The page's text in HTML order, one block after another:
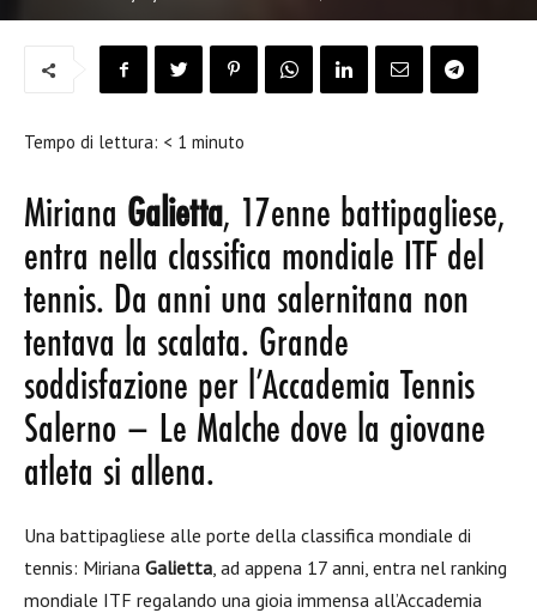
Tempo di lettura: < 1 minuto
Miriana Galietta, 17enne battipagliese,
entra nella classifica mondiale ITF del
tennis. Da anni una salernitana non
tentava la scalata. Grande
soddisfazione per l’Accademia Tennis
Salerno – Le Malche dove la giovane
atleta si allena.
Una battipagliese alle porte della classifica mondiale di
tennis: Miriana Galietta, ad appena 17 anni, entra nel ranking
mondiale ITF regalando una gioia immensa all’Accademia